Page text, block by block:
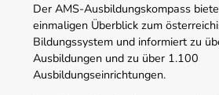
Der AMS-Ausbildungskompass
einmaligen Überblick zum
Bildungssystem und informiert zu
Ausbildungen und zu über 1.100
Ausbildungseinrichtungen.